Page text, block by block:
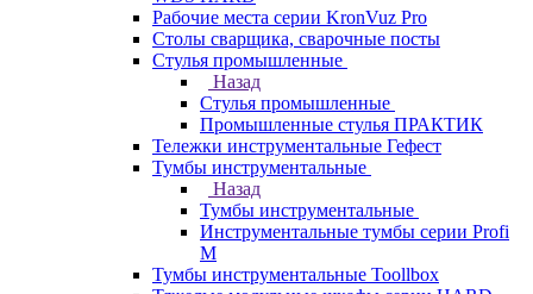
Рабочие места серии KronVuz Pro
Столы сварщика, сварочные посты
Стулья промышленные
Назад
Стулья промышленные
Промышленные стулья ПРАКТИК
Тележки инструментальные Гефест
Тумбы инструментальные
Назад
Тумбы инструментальные
Инструментальные тумбы серии Profi
M
Тумбы инструментальные Toollbox